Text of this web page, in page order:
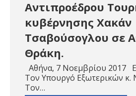
Αντιπροέδρου
κυβέρνησης Χακάν
Τσαβούσογλου σε
Θράκη.
Αθήνα, 7 Νοεμβρίου 2017
Τον Υπουργό Εξωτερικών κ.
Τον…